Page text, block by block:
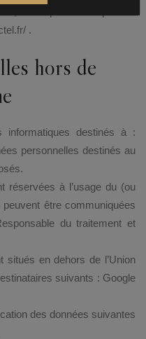
.
hors de
destinés à :
personnelles destinés au
réservées à l’usage du (ou
être communiquées
du traitement et
situés en dehors de l’Union
suivants : Google
des données suivantes